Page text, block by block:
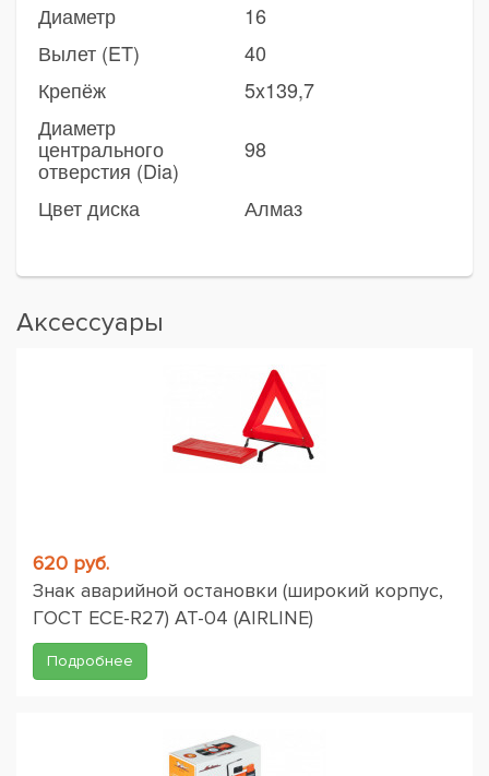
Диаметр
16
Вылет (ET)
40
Крепёж
5x139,7
Диаметр
центрального
отверстия (Dia)
98
Цвет диска Алмаз
Аксессуары
620 руб.
Знак аварийной остановки (широкий корпус,
ГОСТ ЕСЕ-R27) AT-04 (AIRLINE)
Подробнее